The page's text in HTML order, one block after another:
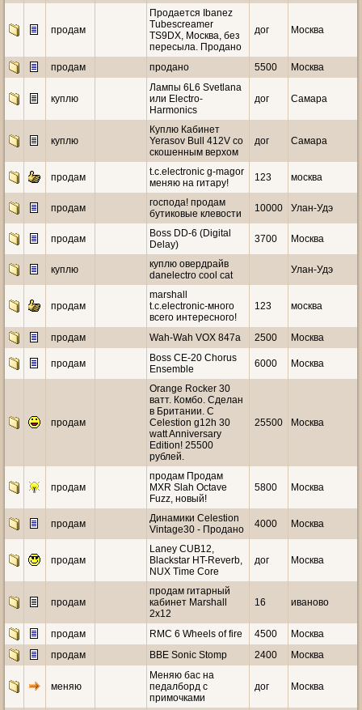
продам
Продается Ibanez
Tubescreamer
TS9DX, Москва, без
пересыла. Продано
дог Москва
продам продано 5500 Москва
куплю
Лампы 6L6 Svetlana
или Electro-
Harmonics
дог Самара
куплю
Куплю Кабинет
Yerasov Bull 412V со
скошенным верхом
дог Самара
продам
t.c.electronic g-magor
меняю на гитару!
123 москва
продам
господа! продам
бутиковые клевости
10000 Улан-Удэ
продам
Boss DD-6 (Digital
Delay)
3700 Москва
куплю
куплю овердрайв
danelectro cool cat
Улан-Удэ
продам
marshall
t.c.electronic-много
всего интересного!
123 москва
продам Wah-Wah VOX 847a 2500 Москва
продам
Boss CE-20 Chorus
Ensemble
6000 Москва
продам
Orange Rocker 30
ватт. Комбо. Сделан
в Британии. С
Celestion g12h 30
watt Anniversary
Edition! 25500
рублей.
25500 Москва
продам
продам Продам
MXR Slah Octave
Fuzz, новый!
5800 Москва
продам
Динамики Celestion
Vintage30 - Продано
4000 Москва
продам
Laney CUB12,
Blackstar HT-Reverb,
NUX Time Core
дог Москва
продам
продам гитарный
кабинет Marshall
2x12
16 иваново
продам RMC 6 Wheels of fire 4500
Москва
продам
BBE Sonic Stomp 2400 Москва
меняю
Меняю бас на
педалборд с
примочками
дог Москва